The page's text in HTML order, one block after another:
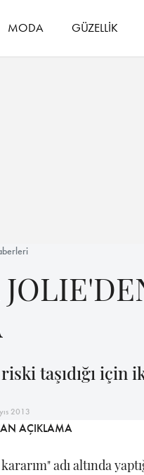
MODA GÜZELLİK
taşıdığı için
2013
adı altında